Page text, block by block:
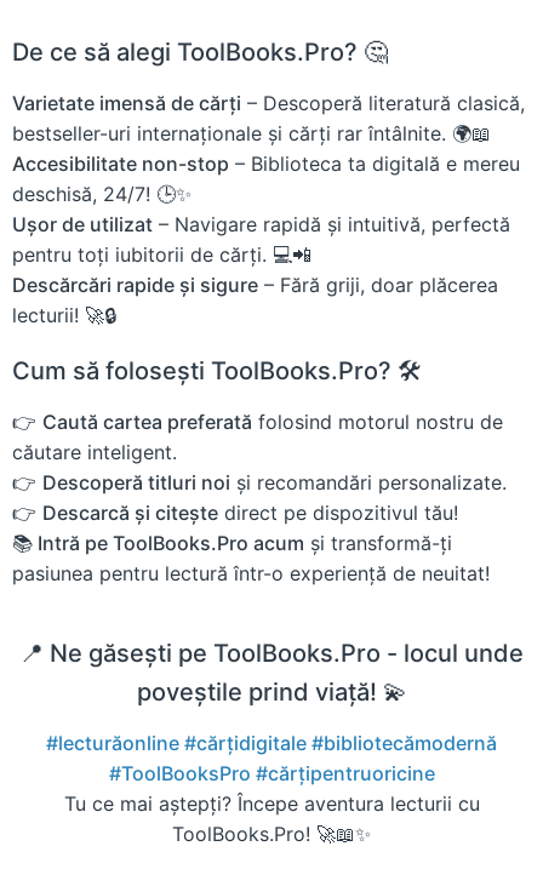
De ce să alegi ToolBooks.Pro? 🤔
Varietate imensă de cărți – Descoperă literatură clasică,
bestseller-uri internaționale și cărți rar întâlnite. 🌍📖
Accesibilitate non-stop – Biblioteca ta digitală e mereu
deschisă, 24/7! 🕒✨
Ușor de utilizat – Navigare rapidă și intuitivă, perfectă
pentru toți iubitorii de cărți. 💻📲
Descărcări rapide și sigure – Fără griji, doar plăcerea
lecturii! 🚀🔒
Cum să folosești ToolBooks.Pro? 🛠️
👉 Caută cartea preferată folosind motorul nostru de
căutare inteligent.
👉 Descoperă titluri noi și recomandări personalizate.
👉 Descarcă și citește direct pe dispozitivul tău!
📚 Intră pe ToolBooks.Pro acum și transformă-ți
pasiunea pentru lectură într-o experiență de neuitat!
📍 Ne găsești pe ToolBooks.Pro - locul unde
poveștile prind viață! 💫
#lecturăonline #cărțidigitale #bibliotecămodernă
#ToolBooksPro #cărțipentruoricine
Tu ce mai aștepți? Începe aventura lecturii cu
ToolBooks.Pro! 🚀📖✨